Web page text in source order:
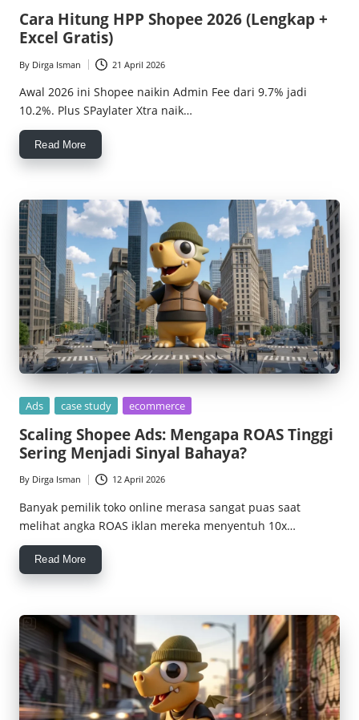
c
e
M
a
g
z
Cara Hitung HPP Shopee 2026 (Lengkap +
Excel Gratis)
Posted
by
By Dirga Isman 21 April 2026
Awal 2026 ini Shopee naikin Admin Fee dari 9.7% jadi
10.2%. Plus SPaylater Xtra naik…
Read More
Posted
Ads case study ecommerce
Scaling Shopee Ads: Mengapa ROAS Tinggi
Sering Menjadi Sinyal Bahaya?
Posted
by
By Dirga Isman 12 April 2026
Banyak pemilik toko online merasa sangat puas saat
melihat angka ROAS iklan mereka menyentuh 10x…
Read More